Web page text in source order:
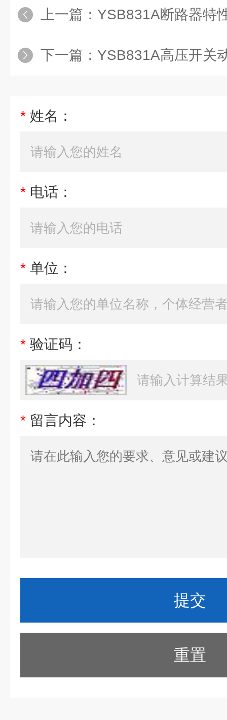
上一篇： YSB831A断路器特
下一篇： YSB831A高压开关
* 姓名：
* 电话：
* 单位：
* 验证码：
* 留言内容：
重置